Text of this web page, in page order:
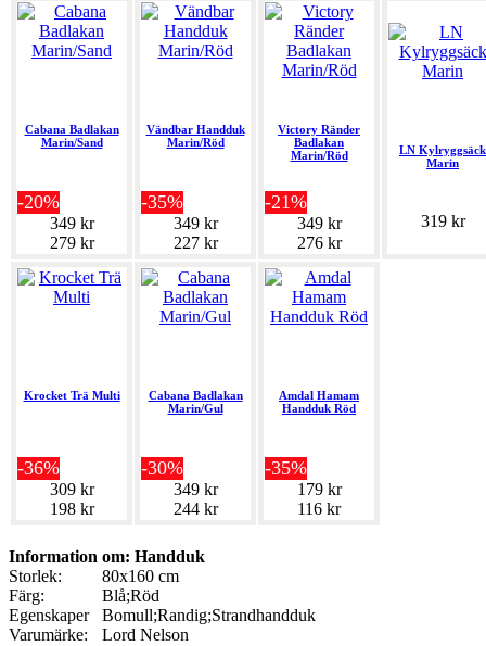
Cabana Badlakan
Marin/Sand
-20%
349 kr
279 kr
Vändbar Handduk
Marin/Röd
-35%
349 kr
227 kr
Victory Ränder
Badlakan
Marin/Röd
-21%
349 kr
276 kr
LN Kylryggsäck
Marin
319 kr
Krocket Trä Multi
-36%
309 kr
198 kr
Cabana Badlakan
Marin/Gul
-30%
349 kr
244 kr
Amdal Hamam
Handduk Röd
-35%
179 kr
116 kr
Information om: Handduk
Storlek:
80x160 cm
Färg:
Blå;Röd
Egenskaper
Bomull;Randig;Strandhandduk
Varumärke:
Lord Nelson